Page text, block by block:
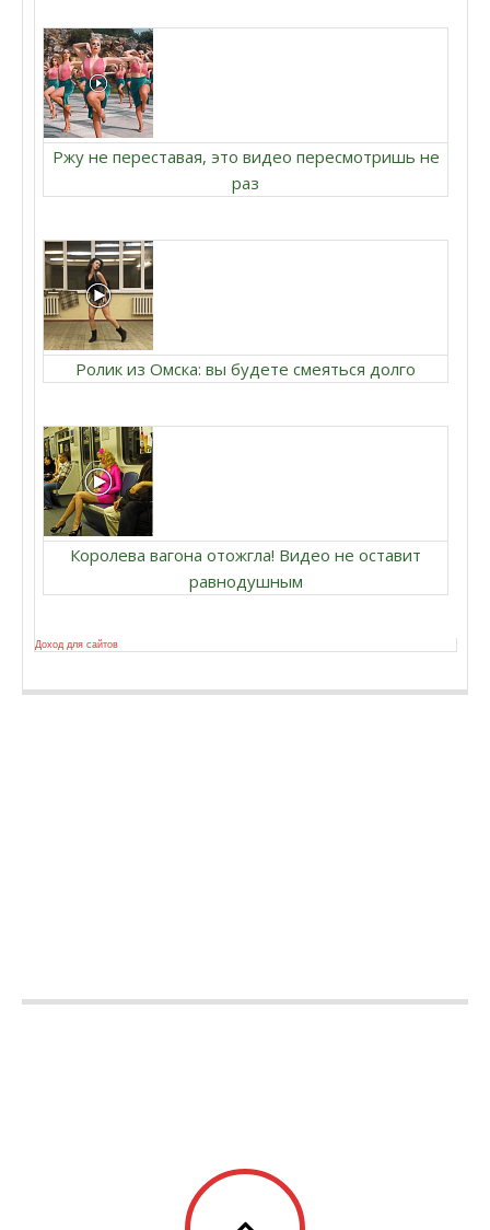
Ржу не переставая, это видео пересмотришь не
раз
Ролик из Омска: вы будете смеяться долго
Королева вагона отожгла! Видео не оставит
равнодушным
Доход для сайтов